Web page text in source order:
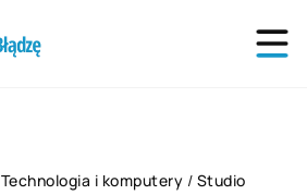
Technologia i komputery / Studio